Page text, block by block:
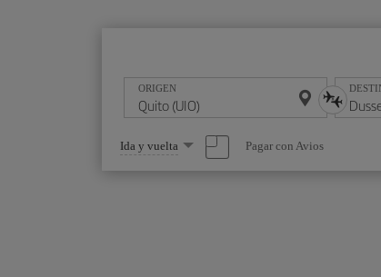
ORIGEN
Seleccione
una
opción
Ida y vuelta Pagar con Avios